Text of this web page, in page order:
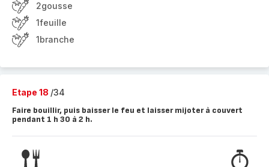
2gousse
1feuille
1branche
Etape 18 /34
Faire bouillir, puis baisser le feu et laisser mijoter à couvert
pendant 1 h 30 à 2 h.